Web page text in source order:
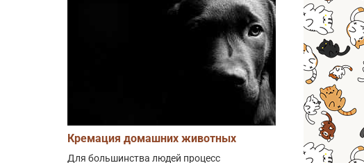
Кремация домашних животных
Для большинства людей процесс